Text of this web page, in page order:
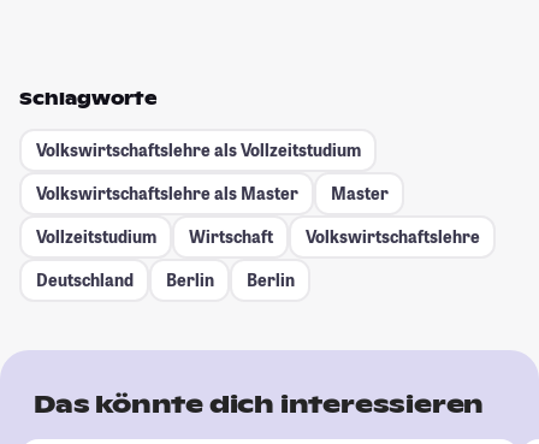
Schlagworte
Volkswirtschaftslehre als Vollzeitstudium
Volkswirtschaftslehre als Master
Master
Vollzeitstudium
Wirtschaft
Volkswirtschaftslehre
Deutschland
Berlin Berlin
Das könnte dich interessieren